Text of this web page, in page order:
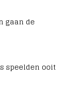
gaan de
speelden ooit